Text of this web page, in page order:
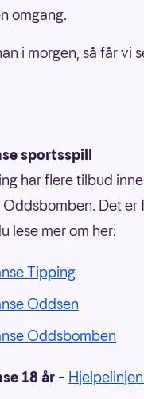
omgang.
i morgen, så får vi
sportsspill
har flere tilbud
Det er
lese mer om her:
Tipping
Oddsen
Oddsbomben
18 år –